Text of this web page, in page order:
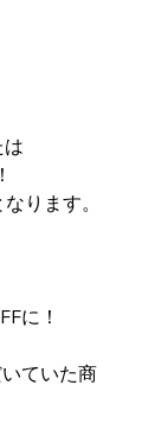
ります。
に！
ていた商